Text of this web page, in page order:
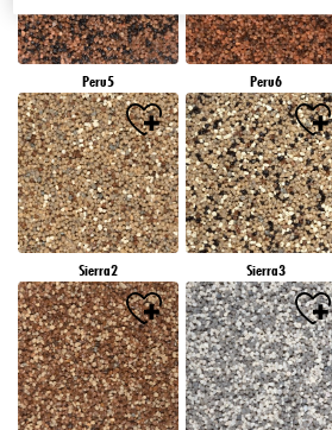
Peru5 Peru6
Sierra2 Sierra3